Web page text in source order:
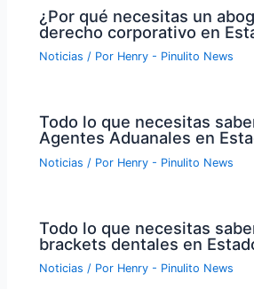
¿Por qué necesitas un
derecho corporativo en
Noticias / Por Henry - Pinulito News
Todo lo que necesitas
Agentes Aduanales en
Noticias / Por Henry - Pinulito News
Todo lo que necesitas
brackets dentales en
Noticias / Por Henry - Pinulito News